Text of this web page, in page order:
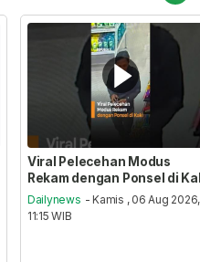
Viral Pelecehan Modus
Rekam dengan Ponsel di
Dailynews - Kamis , 06 Aug 2026,
11:15 WIB